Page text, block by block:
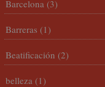
Barcelona (3)
Barreras (1)
Beatificación (2)
belleza (1)